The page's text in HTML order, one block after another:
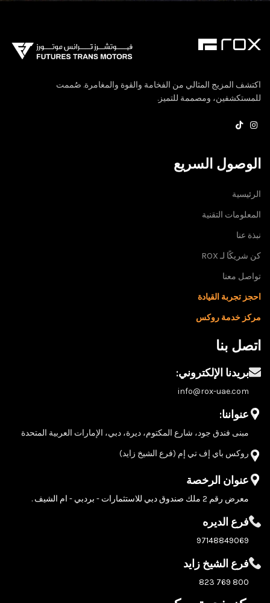
اكتشف المزيج المثالي من الفخامة والقوة والمغامرة. صُممت
للمستكشفين، ومصممة للتميز.
الوصول السريع
الرئيسية
المعلومات التقنية
نبذة عنا
كن شريكًا لـ ROX
تواصل معنا
احجز تجربة القيادة
مركز خدمة روكس
اتصل بنا
بريدنا الإلكتروني:
info@rox-uae.com
عنواننا:
مبنى فندق جود، شارع المكتوم، ديرة، دبي، الإمارات العربية المتحدة
روكس باي إف تي إم (فرع الشيخ زايد)
عنوان الرخصة
معرض رقم 2 ملك صندوق دبي للاستثمارات - بردبي - ام الشيف .
فرع الديره
97148849069
فرع الشيخ زايد
800 769 823